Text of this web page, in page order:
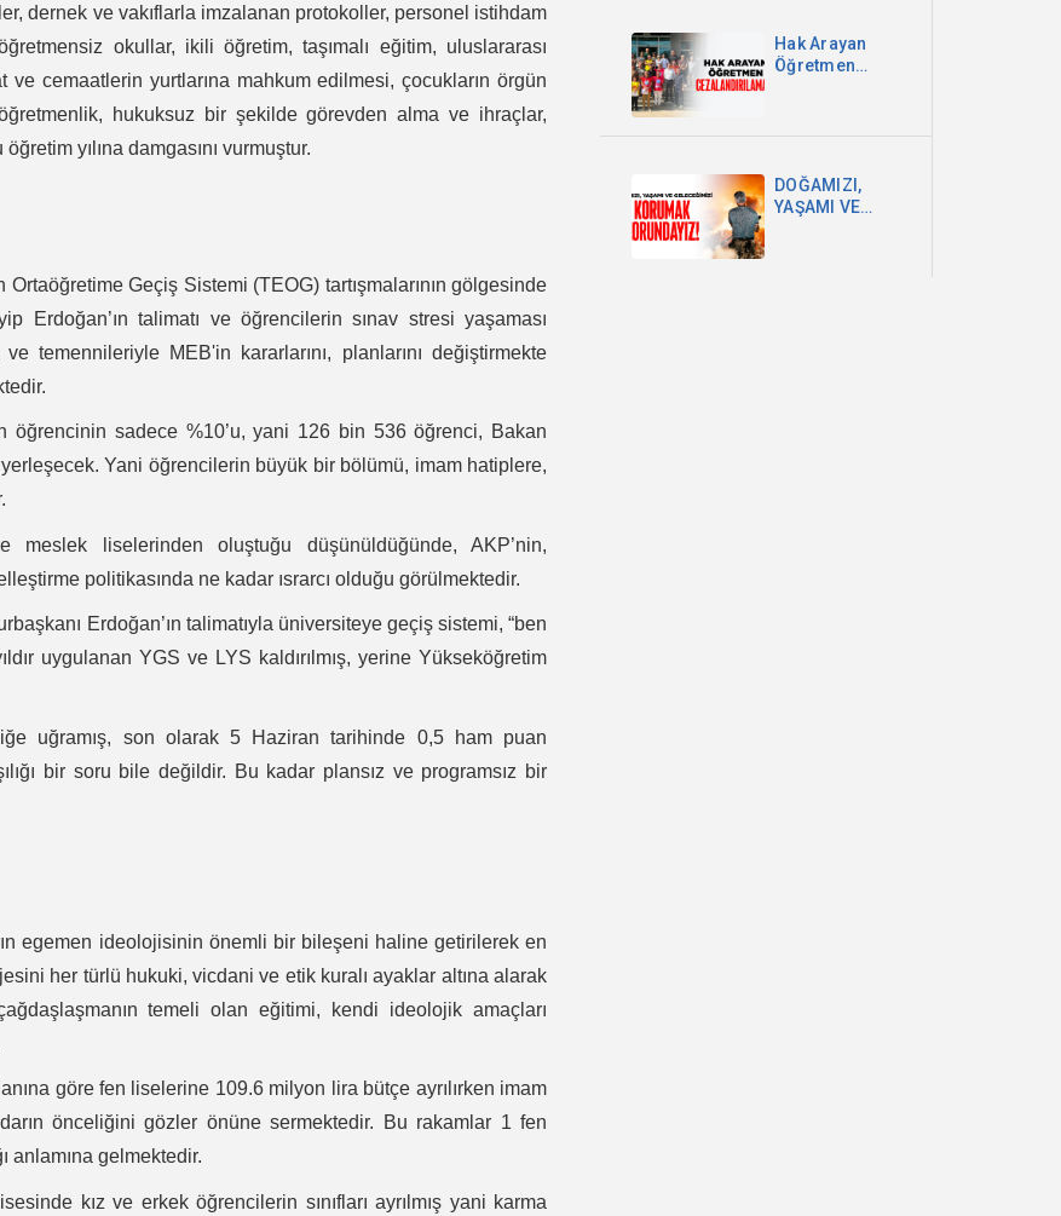
Hak Arayan
Öğretmen
DOĞAMIZI,
YAŞAMI VE
dernek ve vakıflarla imzalanan protokoller, personel istihdam
okullar, ikili öğretim, taşımalı eğitim, uluslararası
ve cemaatlerin yurtlarına mahkum edilmesi, çocukların örgün
hukuksuz bir şekilde görevden alma ve ihraçlar,
yılına damgasını vurmuştur.
Geçiş Sistemi (TEOG) tartışmalarının gölgesinde
Erdoğan’ın talimatı ve öğrencilerin sınav stresi yaşaması
temennileriyle MEB'in kararlarını, planlarını değiştirmekte
öğrencinin sadece %10’u, yani 126 bin 536 öğrenci, Bakan
Yani öğrencilerin büyük bir bölümü, imam hatiplere,
liselerinden oluştuğu düşünüldüğünde, AKP’nin,
politikasında ne kadar ısrarcı olduğu görülmektedir.
Erdoğan’ın talimatıyla üniversiteye geçiş sistemi, “ben
uygulanan YGS ve LYS kaldırılmış, yerine Yükseköğretim
uğramış, son olarak 5 Haziran tarihinde 0,5 ham puan
bir soru bile değildir. Bu kadar plansız ve programsız bir
egemen ideolojisinin önemli bir bileşeni haline getirilerek en
her türlü hukuki, vicdani ve etik kuralı ayaklar altına alarak
temeli olan eğitimi, kendi ideolojik amaçları
göre fen liselerine 109.6 milyon lira bütçe ayrılırken imam
önceliğini gözler önüne sermektedir. Bu rakamlar 1 fen
anlamına gelmektedir.
kız ve erkek öğrencilerin sınıfları ayrılmış yani karma